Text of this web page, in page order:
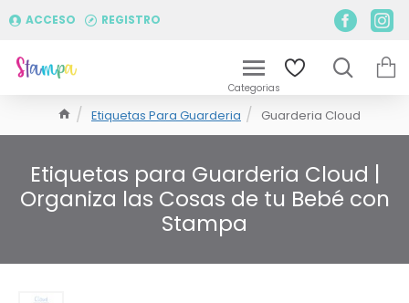
ACCESO REGISTRO
Etiquetas Para Guarderia Guarderia Cloud
Etiquetas para Guarderia Cloud |
Organiza las Cosas de tu Bebé con
Stampa